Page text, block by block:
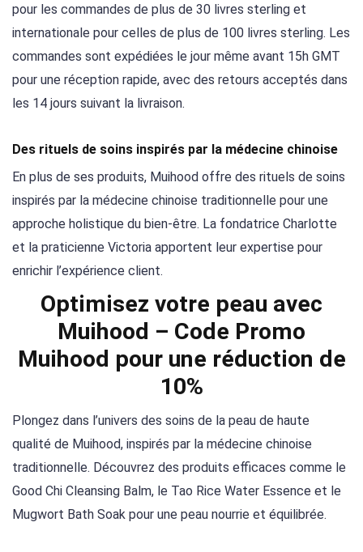
pour les commandes de plus de 30 livres sterling et
internationale pour celles de plus de 100 livres sterling. Les
commandes sont expédiées le jour même avant 15h GMT
pour une réception rapide, avec des retours acceptés dans
les 14 jours suivant la livraison.
Des rituels de soins inspirés par la médecine chinoise
En plus de ses produits, Muihood offre des rituels de soins
inspirés par la médecine chinoise traditionnelle pour une
approche holistique du bien-être. La fondatrice Charlotte
et la praticienne Victoria apportent leur expertise pour
enrichir l’expérience client.
Optimisez votre peau avec
Muihood – Code Promo
Muihood pour une réduction de
10%
Plongez dans l’univers des soins de la peau de haute
qualité de Muihood, inspirés par la médecine chinoise
traditionnelle. Découvrez des produits efficaces comme le
Good Chi Cleansing Balm, le Tao Rice Water Essence et le
Mugwort Bath Soak pour une peau nourrie et équilibrée.